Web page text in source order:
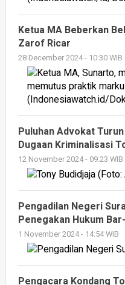
Ketua MA Beberkan
Zarof Ricar
28 December 2024 - 10:30 WIB
Puluhan Advokat
Dugaan Kriminalisasi
12 November 2024 - 09:23 WIB
Pengadilan Negeri
Penegakan Hukum
1 November 2024 - 14:54 WIB
Pengacara Kondang